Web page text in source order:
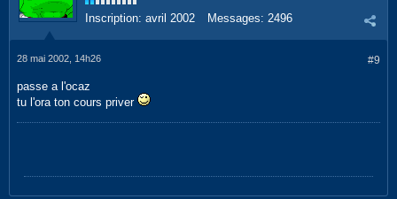
Inscription: avril 2002 Messages: 2496
#9
28 mai 2002, 14h26
passe a l'ocaz
tu l'ora ton cours priver